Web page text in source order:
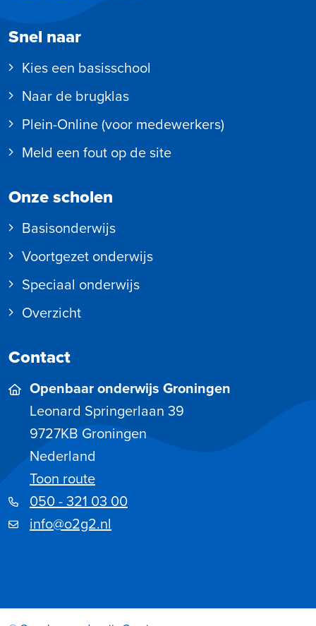
Snel naar
Kies een basisschool
Naar de brugklas
Plein-Online (voor medewerkers)
Meld een fout op de site
Onze scholen
Basisonderwijs
Voortgezet onderwijs
Speciaal onderwijs
Overzicht
Contact
Openbaar onderwijs Groningen
Leonard Springerlaan 39
9727KB Groningen
Nederland
Toon route
050 - 321 03 00
info@o2g2.nl